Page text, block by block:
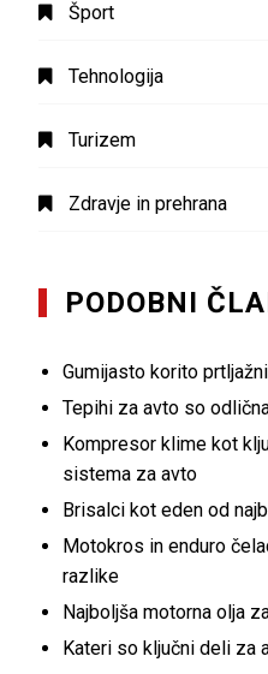
Šport
Tehnologija
Turizem
Zdravje in prehrana
PODOBNI
Gumijasto korito
Tepihi za avto so
Kompresor klime kot
sistema za avto
Brisalci kot eden od
Motokros in enduro
razlike
Najboljša motorna olja
Kateri so ključni deli za